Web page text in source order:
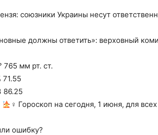
союзники Украины несут
должны ответить»: верховный
765 мм рт. ст.
71.55
86.25
‍♀ Гороскоп на сегодня, 1 июня, для
ошибку?